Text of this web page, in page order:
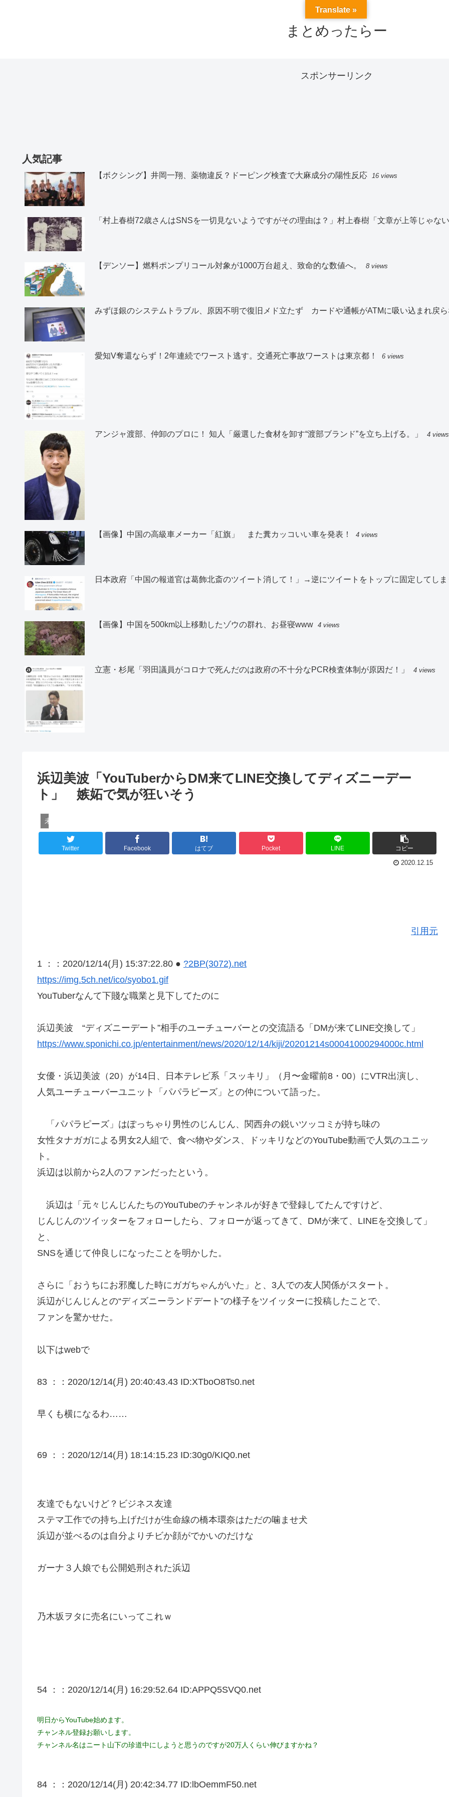
まとめったらー
スポンサーリンク
人気記事
【ボクシング】井岡一翔、薬物違反？ドーピング検査で大麻成分の陽性反応 16 views
「村上春樹72歳さんはSNSを一切見ないようですがその理由は？」村上春樹「文章が上等じゃない
【デンソー】燃料ポンプリコール対象が1000万台超え、致命的な数値へ。 8 views
みずほ銀のシステムトラブル、原因不明で復旧メド立たず カードや通帳がATMに吸い込まれ戻ら
愛知V奪還ならず！2年連続でワースト逃す。交通死亡事故ワーストは東京都！ 6 views
アンジャ渡部、仲卸のプロに！ 知人「厳選した食材を卸す“渡部ブランド”を立ち上げる。」 4 views
【画像】中国の高級車メーカー「紅旗」 また糞カッコいい車を発表！ 4 views
日本政府「中国の報道官は葛飾北斎のツイート消して！」→逆にツイートをトップに固定してし
【画像】中国を500km以上移動したゾウの群れ、お昼寝www 4 views
立憲・杉尾「羽田議員がコロナで死んだのは政府の不十分なPCR検査体制が原因だ！」 4 views
浜辺美波「YouTuberからDM来てLINE交換してディズニーデー
ト」 嫉妬で気が狂いそう
未分類
Twitter Facebook はてブ Pocket LINE コピー
2020.12.15
引用元
1 ： ：2020/12/14(月) 15:37:22.80 ● ?2BP(3072).net
https://img.5ch.net/ico/syobo1.gif
YouTuberなんて下賤な職業と見下してたのに
浜辺美波 “ディズニーデート”相手のユーチューバーとの交流語る「DMが来てLINE交換して」
https://www.sponichi.co.jp/entertainment/news/2020/12/14/kiji/20201214s00041000294000c.html
女優・浜辺美波（20）が14日、日本テレビ系「スッキリ」（月〜金曜前8・00）にVTR出演し、
人気ユーチューバーユニット「パパラピーズ」との仲について語った。
「パパラピーズ」はぽっちゃり男性のじんじん、関西弁の鋭いツッコミが持ち味の
女性タナガガによる男女2人組で、食べ物やダンス、ドッキリなどのYouTube動画で人気のユニッ
ト。
浜辺は以前から2人のファンだったという。
浜辺は「元々じんじんたちのYouTubeのチャンネルが好きで登録してたんですけど、
じんじんのツイッターをフォローしたら、フォローが返ってきて、DMが来て、LINEを交換して」
と、
SNSを通じて仲良しになったことを明かした。
さらに「おうちにお邪魔した時にガガちゃんがいた」と、3人での友人関係がスタート。
浜辺がじんじんとの“ディズニーランドデート”の様子をツイッターに投稿したことで、
ファンを驚かせた。
以下はwebで
83 ： ：2020/12/14(月) 20:40:43.43 ID:XTboO8Ts0.net
早くも横になるわ……
69 ： ：2020/12/14(月) 18:14:15.23 ID:30g0/KIQ0.net
友達でもないけど？ビジネス友達
ステマ工作での持ち上げだけが生命線の橋本環奈はただの噛ませ犬
浜辺が並べるのは自分よりチビか顔がでかいのだけな
ガーナ３人娘でも公開処刑された浜辺
乃木坂ヲタに売名にいってこれｗ
54 ： ：2020/12/14(月) 16:29:52.64 ID:APPQ5SVQ0.net
明日からYouTube始めます。
チャンネル登録お願いします。
チャンネル名はニート山下の珍道中にしようと思うのですが20万人くらい伸びますかね？
84 ： ：2020/12/14(月) 20:42:34.77 ID:lbOemmF50.net
Translate »